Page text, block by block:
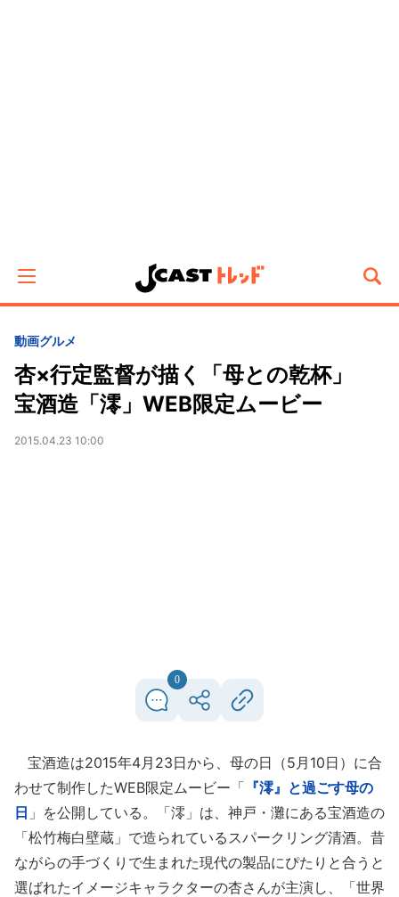
動画グルメ
杏×行定監督が描く「母との乾杯」
宝酒造「澪」WEB限定ムービー
2015.04.23 10:00
0
宝酒造は2015年4月23日から、母の日（5月10日）に合
わせて制作したWEB限定ムービー「 『澪』と過ごす母の
日 」を公開している。「澪」は、神戸・灘にある宝酒造の
「松竹梅白壁蔵」で造られているスパークリング清酒。昔
ながらの手づくりで生まれた現代の製品にぴたりと合うと
選ばれたイメージキャラクターの杏さんが主演し、「世界